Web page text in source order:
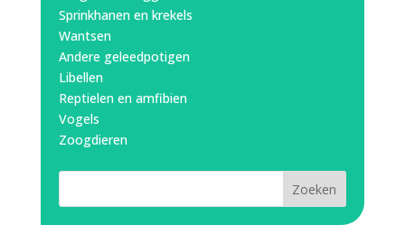
Sprinkhanen en krekels
Wantsen
Andere geleedpotigen
Libellen
Reptielen en amfibien
Vogels
Zoogdieren